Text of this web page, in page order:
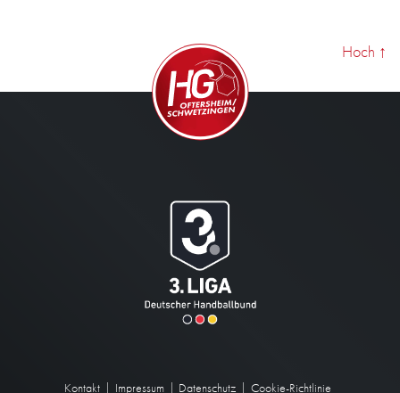
Hoch ↑
Kontakt Impressum Datenschutz Cookie-Richtlinie